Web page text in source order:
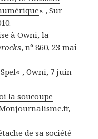
« , Sur
à Owni, la
, n° 860, 23 mai
« , Owni, 7 juin
la soucoupe
de sa société